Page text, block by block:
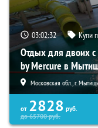
03:02:31 Купи
Отдых для двоих с
by Mercure в
Московская обл., г.
от 2828 руб.
до65700руб.